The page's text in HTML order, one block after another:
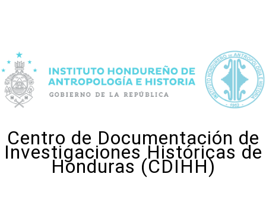
Centro de Documentación de
Investigaciones Históricas de
Honduras (CDIHH)